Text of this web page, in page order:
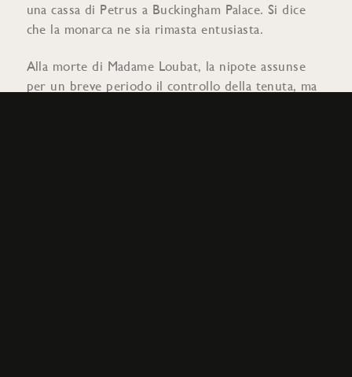
una cassa di Petrus a Buckingham Palace. Si dice
che la monarca ne sia rimasta entusiasta.
Alla morte di Madame Loubat, la nipote assunse
per un breve periodo il controllo della tenuta, ma